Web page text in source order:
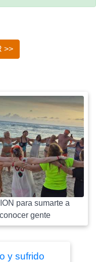
>>
para sumarte a
gente
y sufrido